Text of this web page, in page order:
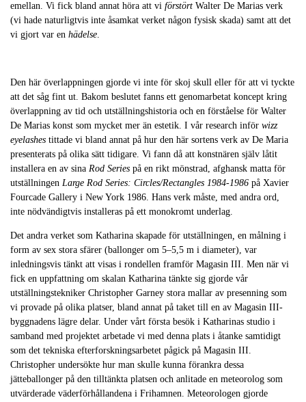
emellan. Vi fick bland annat höra att vi förstört Walter De Marias verk
(vi hade naturligtvis inte åsamkat verket någon fysisk skada) samt att det
vi gjort var en hädelse.
Den här överlappningen gjorde vi inte för skoj skull eller för att vi tyckte
att det såg fint ut. Bakom beslutet fanns ett genomarbetat koncept kring
överlappning av tid och utställningshistoria och en förståelse för Walter
De Marias konst som mycket mer än estetik. I vår research inför wizz
eyelashes tittade vi bland annat på hur den här sortens verk av De Maria
presenterats på olika sätt tidigare. Vi fann då att konstnären själv låtit
installera en av sina Rod Series på en rikt mönstrad, afghansk matta för
utställningen Large Rod Series: Circles/Rectangles 1984-1986 på Xavier
Fourcade Gallery i New York 1986. Hans verk måste, med andra ord,
inte nödvändigtvis installeras på ett monokromt underlag.
Det andra verket som Katharina skapade för utställningen, en målning i
form av sex stora sfärer (ballonger om 5–5,5 m i diameter), var
inledningsvis tänkt att visas i rondellen framför Magasin III. Men när vi
fick en uppfattning om skalan Katharina tänkte sig gjorde vår
utställningstekniker Christopher Garney stora mallar av presenning som
vi provade på olika platser, bland annat på taket till en av Magasin III-
byggnadens lägre delar. Under vårt första besök i Katharinas studio i
samband med projektet arbetade vi med denna plats i åtanke samtidigt
som det tekniska efterforskningsarbetet pågick på Magasin III.
Christopher undersökte hur man skulle kunna förankra dessa
jätteballonger på den tilltänkta platsen och anlitade en meteorolog som
utvärderade väderförhållandena i Frihamnen. Meteorologen gjorde